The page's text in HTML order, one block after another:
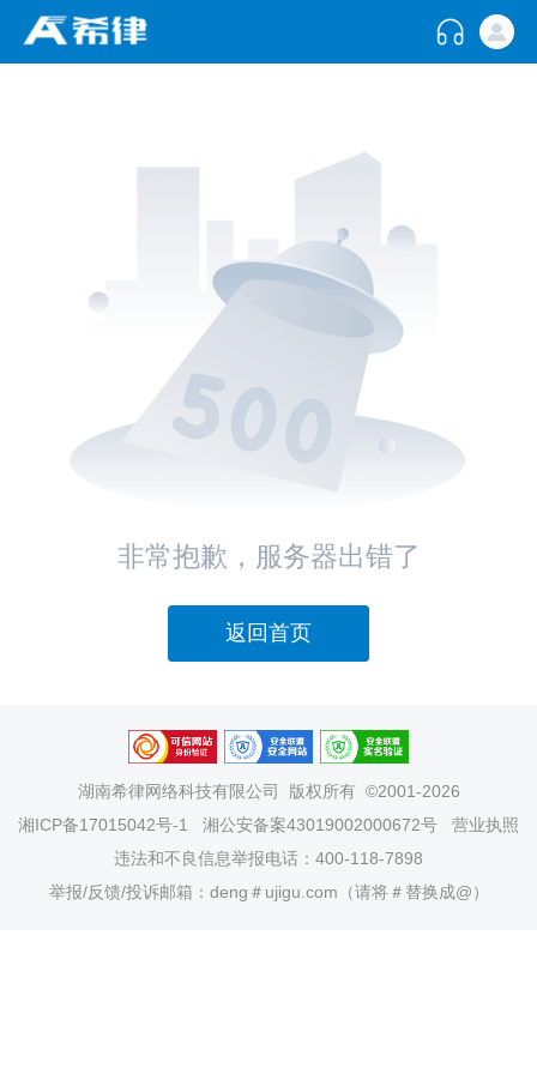
非常抱歉，服务器出错了
返回首页
湖南希律网络科技有限公司
版权所有 ©2001-2026
湘ICP备17015042号-1
湘公安备案43019002000672号
营业执照
违法和不良信息举报电话：400-118-7898
举报/反馈/投诉邮箱：deng＃ujigu.com（请将＃替换成@）